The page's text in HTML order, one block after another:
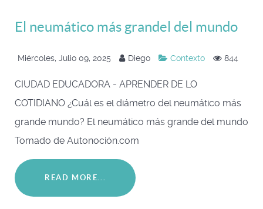
El neumático más grandel del mundo
Miércoles, Julio 09, 2025 Diego Contexto 844
CIUDAD EDUCADORA - APRENDER DE LO
COTIDIANO ¿Cuál es el diámetro del neumático más
grande mundo? El neumático más grande del mundo
Tomado de Autonoción.com
READ MORE...